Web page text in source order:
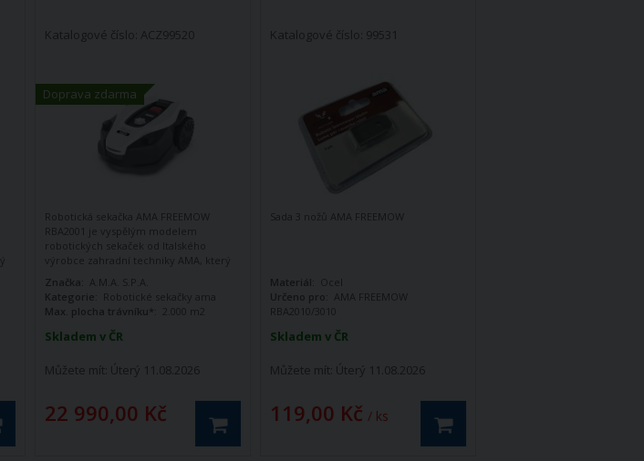
Doprava zdarma
Katalogové číslo: ACZ99520
Skladem v ČR
Můžete mít: Úterý 11.08.2026
22 990,00 Kč
Robotická sekačka AMA FREEMOW
RBA2001 je vyspělým modelem
robotických sekaček od Italského
výrobce zahradní techniky AMA, který
tento sektor nabízí.
Značka: A.M.A. S.P.A.
Kategorie: Robotické sekačky ama
Max. plocha trávníku*:
2.000 m2
Katalogové číslo: 99531
Skladem v ČR
Můžete mít: Úterý 11.08.2026
119,00 Kč / ks
Sada 3 nožů AMA FREEMOW
Materiál:
Ocel
Určeno pro: AMA FREEMOW
RBA2010/3010